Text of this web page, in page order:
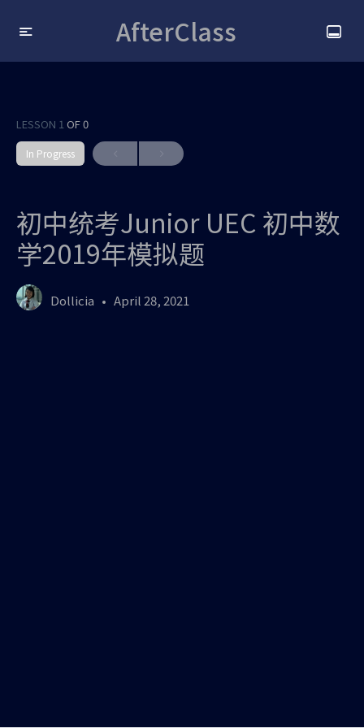
AfterClass
LESSON 1OF 0
In Progress
初中统考Junior UEC 初中数
学2019年模拟题
Dollicia April 28, 2021